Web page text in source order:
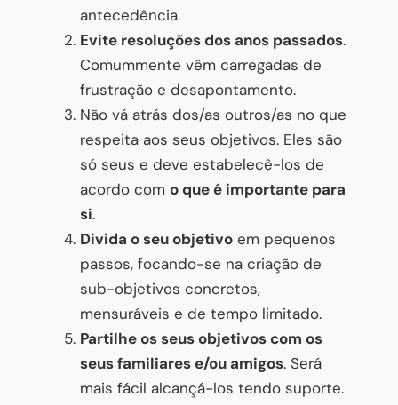
antecedência.
Evite resoluções dos anos passados.
Comummente vêm carregadas de
frustração e desapontamento.
Não vá atrás dos/as outros/as no que
respeita aos seus objetivos. Eles são
só seus e deve estabelecê-los de
acordo com o que é importante para
si.
Divida o seu objetivo em pequenos
passos, focando-se na criação de
sub-objetivos concretos,
mensuráveis e de tempo limitado.
Partilhe os seus objetivos com os
seus familiares e/ou amigos. Será
mais fácil alcançá-los tendo suporte.